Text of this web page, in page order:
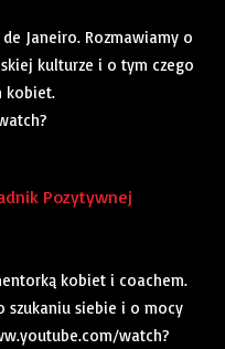
Janeiro. Rozmawiamy o
kulturze i o tym czego
kobiet.
Pozytywnej
kobiet i coachem.
szukaniu siebie i o mocy
watch?